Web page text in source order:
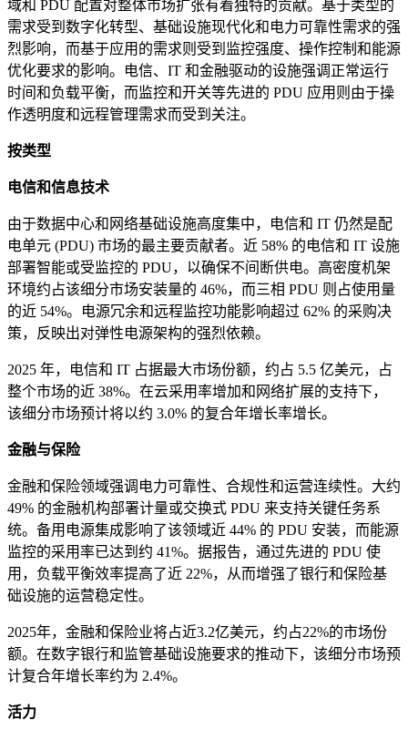
域和 PDU 配置对整体市场扩张有着独特的贡献。基于类型的
需求受到数字化转型、基础设施现代化和电力可靠性需求的强
烈影响，而基于应用的需求则受到监控强度、操作控制和能源
优化要求的影响。电信、IT 和金融驱动的设施强调正常运行
时间和负载平衡，而监控和开关等先进的 PDU 应用则由于操
作透明度和远程管理需求而受到关注。
按类型
电信和信息技术
由于数据中心和网络基础设施高度集中，电信和 IT 仍然是配
电单元 (PDU) 市场的最主要贡献者。近 58% 的电信和 IT 设施
部署智能或受监控的 PDU，以确保不间断供电。高密度机架
环境约占该细分市场安装量的 46%，而三相 PDU 则占使用量
的近 54%。电源冗余和远程监控功能影响超过 62% 的采购决
策，反映出对弹性电源架构的强烈依赖。
2025 年，电信和 IT 占据最大市场份额，约占 5.5 亿美元，占
整个市场的近 38%。在云采用率增加和网络扩展的支持下，
该细分市场预计将以约 3.0% 的复合年增长率增长。
金融与保险
金融和保险领域强调电力可靠性、合规性和运营连续性。大约
49% 的金融机构部署计量或交换式 PDU 来支持关键任务系
统。备用电源集成影响了该领域近 44% 的 PDU 安装，而能源
监控的采用率已达到约 41%。据报告，通过先进的 PDU 使
用，负载平衡效率提高了近 22%，从而增强了银行和保险基
础设施的运营稳定性。
2025年，金融和保险业将占近3.2亿美元，约占22%的市场份
额。在数字银行和监管基础设施要求的推动下，该细分市场预
计复合年增长率约为 2.4%。
活力